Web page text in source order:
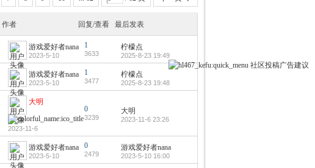
作者 回复/查看 最后发表
游戏爱好者nana
2023-5-10
1
3633
柠檬点
2025-8-23 19:49
游戏爱好者nana
2023-5-10
1
3477
柠檬点
2025-8-23 19:48
大明
2023-11-6
0
3239
大明
2023-11-6 23:26
游戏爱好者nana
2023-5-10
0
2479
游戏爱好者nana
2023-5-10 16:00
社区投稿广告建议